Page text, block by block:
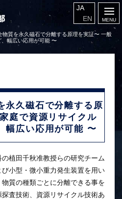
JA
EN
物質を永久磁石で分離する原理を実証〜 一般
幅広い応用が可能 〜
永久磁石で分離する原
庭で資源リサイクル
幅広い応用が可能 〜
植田千秋准教授らの研究チーム
小型・微小重力発生装置を用い
質の種類ごとに分離できる事を
査技術、資源リサイクル技術あ